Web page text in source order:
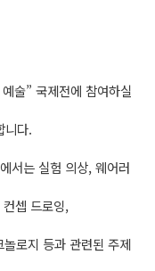
술” 국제전에 참여하실
니다.
서는 실험 의상, 웨어러
셉 드로잉,
로지 등과 관련된 주제